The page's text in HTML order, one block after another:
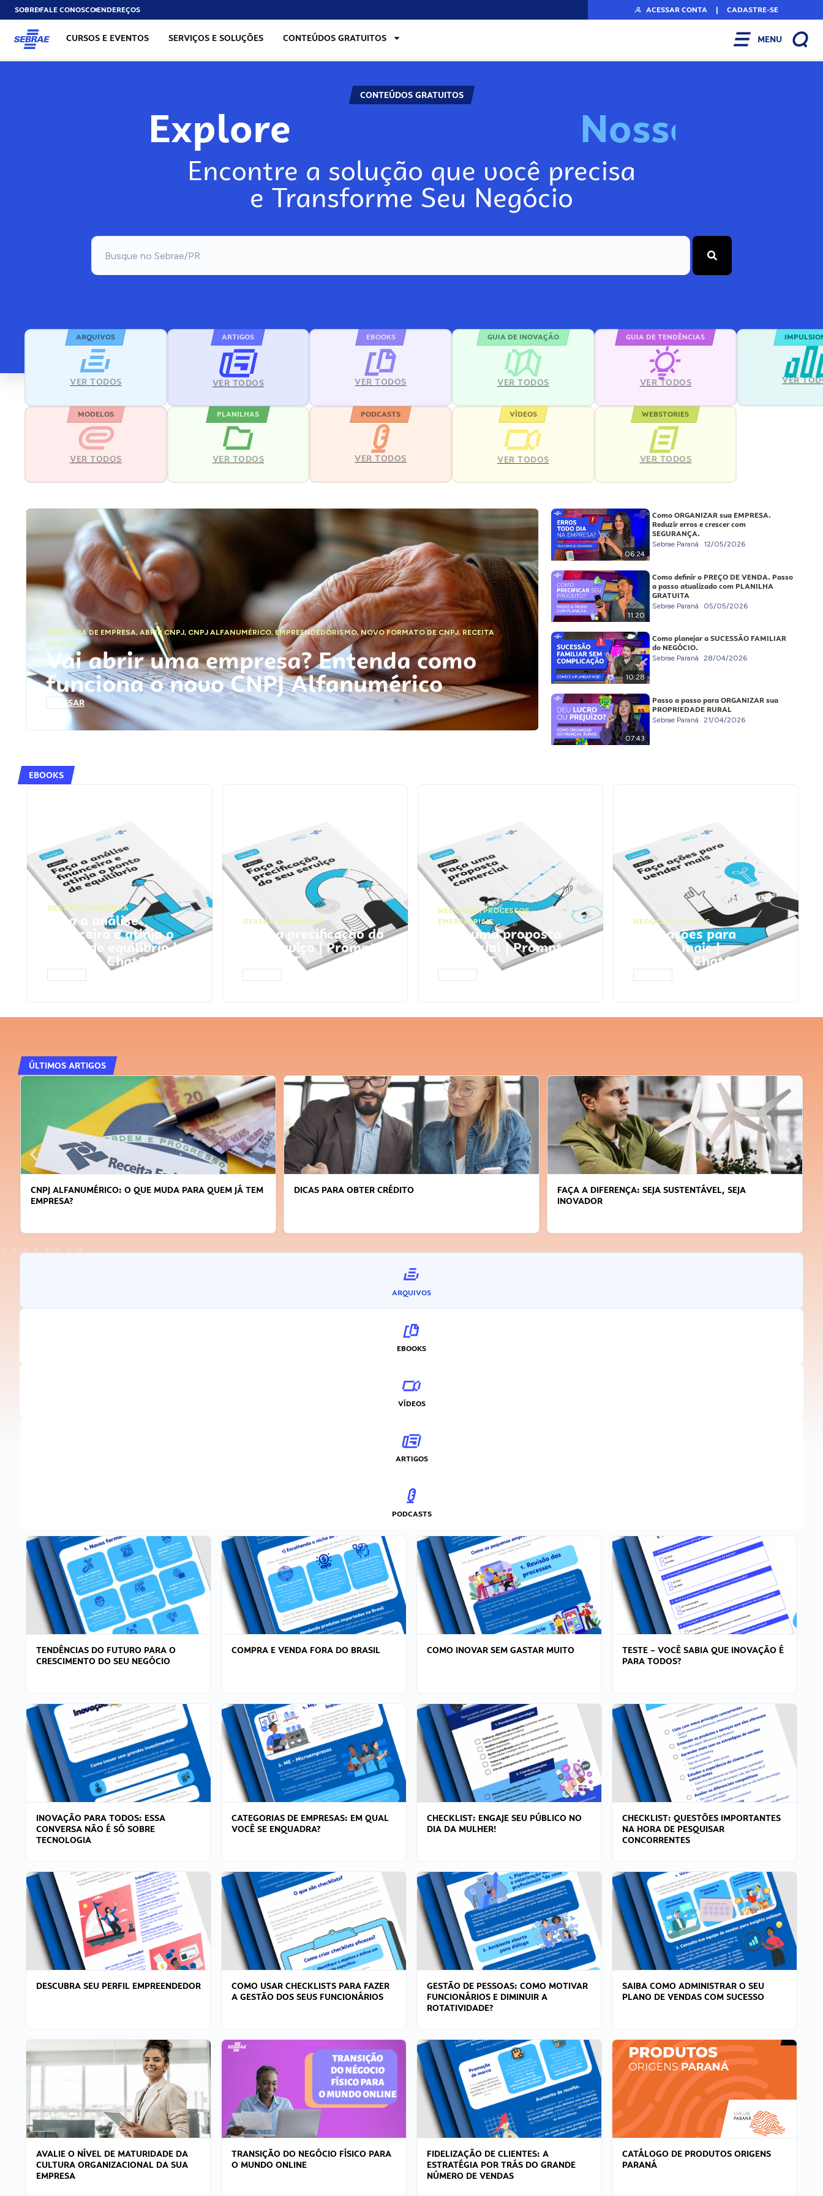
SOBREFALE CONOSCOENDEREÇOS ACESSAR CONTA | CADASTRE-SE
CURSOS E EVENTOS SERVIÇOS E SOLUÇÕES CONTEÚDOS GRATUITOS MENU
CONTEÚDOS GRATUITOS
Explore Nosso
Encontre a solução que você precisa
e Transforme Seu Negócio
ARQUIVOS
VER TODOS
ARTIGOS
VER TODOS
EBOOKS
VER TODOS
GUIA DE INOVAÇÃO
VER TODOS
GUIA DE TENDÊNCIAS
VER TODOS VER
MODELOS
VER TODOS
PLANILHAS
VER TODOS
PODCASTS
VER TODOS
VÍDEOS
VER TODOS
WEBSTORIES
VER TODOS
ABERTURA DE EMPRESA,ABRIR CNPJ, CNPJ ALFANUMÉRICO, EMPREENDEDORISMO,NOVO FORMATO DE CNPJ,RECEITA
FEDERAL
Vai abrir uma empresa? Entenda como
funciona o novo CNPJ Alfanumérico
ACESSAR
06:24
Como ORGANIZAR sua EMPRESA.
Reduzir erros e crescer com
SEGURANÇA.
Sebrae Paraná 12/05/2026
11:20
Como definir o PREÇO DE VENDA. Passo
a passo atualizado com PLANILHA
GRATUITA
Sebrae Paraná 05/05/2026
10:28
Como planejar a SUCESSÃO FAMILIAR
do NEGÓCIO.
Sebrae Paraná 28/04/2026
07:43
Passo a passo para ORGANIZAR sua
PROPRIEDADE RURAL
Sebrae Paraná 21/04/2026
EBOOKS
GESTÃO FINANCEIRA
Faça a análise
financeira e atinja o
ponto de equilíbrio |
Prompts ChatGPT
GESTÃO FINANCEIRA
Faça a precificação do
seu serviço | Prompts
ChatGPT
NEGÓCIOS,PROCESSOS
EMPRESARIAIS
Faça uma proposta
comercial | Prompts
ChatGPT
NEGÓCIOS, VENDAS
Faça ações para
vender mais |
Prompts ChatGPT
ÚLTIMOS ARTIGOS
CNPJ ALFANUMÉRICO: O QUE MUDA PARA QUEM JÁ TEM
EMPRESA?
DICAS PARA OBTER CRÉDITO
FAÇA A DIFERENÇA: SEJA SUSTENTÁVEL, SEJA
INOVADOR
ARQUIVOS
EBOOKS
VÍDEOS
ARTIGOS
PODCASTS
TENDÊNCIAS DO FUTURO PARA O
CRESCIMENTO DO SEU NEGÓCIO
COMPRA E VENDA FORA DO BRASIL COMO INOVAR SEM GASTAR MUITO
TESTE – VOCÊ SABIA QUE INOVAÇÃO É
PARA TODOS?
INOVAÇÃO PARA TODOS: ESSA
CONVERSA NÃO É SÓ SOBRE
TECNOLOGIA
CATEGORIAS DE EMPRESAS: EM QUAL
VOCÊ SE ENQUADRA?
CHECKLIST: ENGAJE SEU PÚBLICO NO
DIA DA MULHER!
CHECKLIST: QUESTÕES IMPORTANTES
NA HORA DE PESQUISAR
CONCORRENTES
DESCUBRA SEU PERFIL EMPREENDEDOR
COMO USAR CHECKLISTS PARA FAZER
A GESTÃO DOS SEUS FUNCIONÁRIOS
GESTÃO DE PESSOAS: COMO MOTIVAR
FUNCIONÁRIOS E DIMINUIR A
ROTATIVIDADE?
SAIBA COMO ADMINISTRAR O SEU
PLANO DE VENDAS COM SUCESSO
AVALIE O NÍVEL DE MATURIDADE DA
CULTURA ORGANIZACIONAL DA SUA
EMPRESA
TRANSIÇÃO DO NEGÓCIO FÍSICO PARA
O MUNDO ONLINE
FIDELIZAÇÃO DE CLIENTES: A
ESTRATÉGIA POR TRÁS DO GRANDE
NÚMERO DE VENDAS
CATÁLOGO DE PRODUTOS ORIGENS
PARANÁ